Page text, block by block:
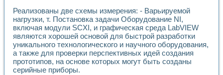
Опыт разработки LabVIEW лабораторных практикумов
Проблемы повышения качества образования и
Развитие LabVIEW лабораторного практикума по
Разработка виртуальной лаборатории по электротехнике
Усовершенствованные алгоритмы частотного анализа
Об опыте работы учебного центра «Технологии
Технологии NI в магистерской программе «Прикладная
Реализованы две схемы измерения: - Варьируемой
нагрузки, т. Постановка задачи Оборудование NI,
включая модули SCXI, и графическая среда LabVIEW
являются хорошей основой для быстрой разработки
уникального технологического и научного оборудования,
а также для проверки перспективных идей создания
прототипов, на основе которых могут быть созданы
серийные приборы.